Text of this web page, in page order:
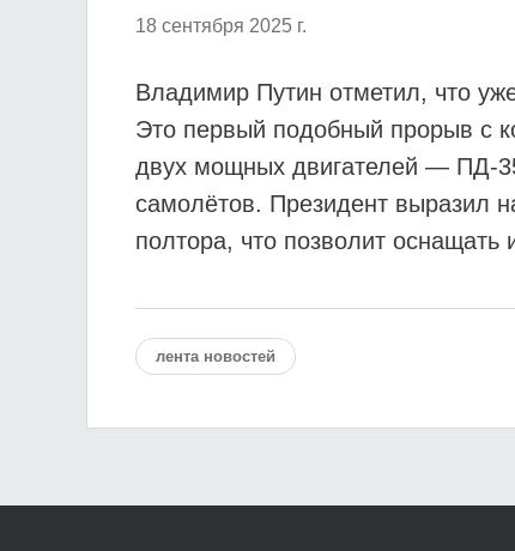
18 сентября 2025 г.
Владимир Путин отметил, что
Это первый подобный прорыв с
двух мощных двигателей — ПД-
самолётов. Президент выразил
полтора, что позволит оснащать
лента новостей